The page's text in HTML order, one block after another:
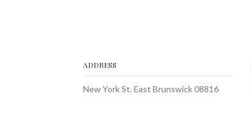
ADDRESS
New York St. East Brunswick 08816